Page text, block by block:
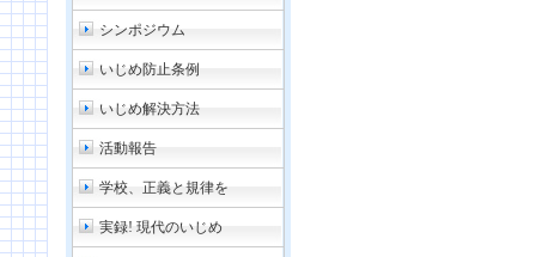
シンポジウム
いじめ防止条例
いじめ解決方法
活動報告
学校、正義と規律を
実録! 現代のいじめ